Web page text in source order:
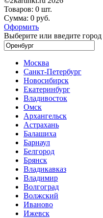
Товаров: 0 шт.
Сумма: 0 руб.
Оформить
Выберите или введите город
Москва
Санкт-Петербург
Новосибирск
Екатеринбург
Владивосток
Омск
Архангельск
Астрахань
Балашиха
Барнаул
Белгород
Брянск
Владикавказ
Владимир
Волгоград
Волжский
Иваново
Ижевск